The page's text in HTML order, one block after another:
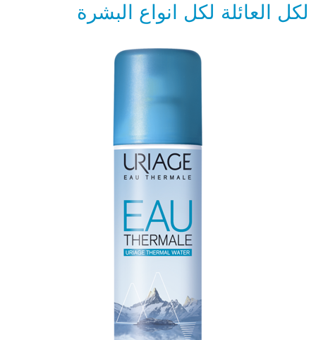
لكل العائلة لكل انواع البشرة